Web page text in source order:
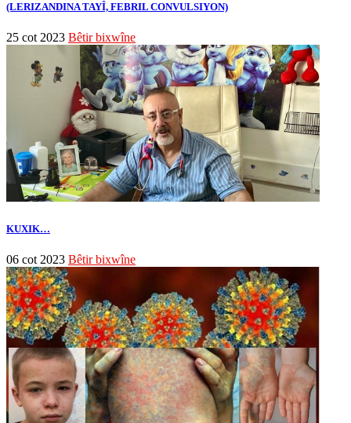
(LERIZANDINA TAYÎ, FEBRIL CONVULSIYON)
25 cot 2023 Bêtir bixwîne
KUXIK…
06 cot 2023 Bêtir bixwîne